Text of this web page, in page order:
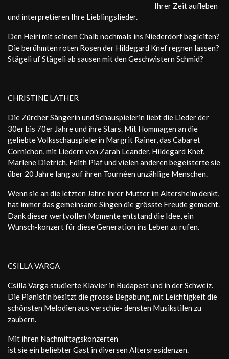
Ihrer Zeit aufleben
und interpretieren Ihre Lieblingslieder.
Den Heiri mit seinem Chalb nochmals ins Niederdorf begleiten?
Die berühmten roten Rosen der Hildegard Knef regnen lassen?
Stägeli uf Stägeli ab sausen mit den Geschwistern Schmid?
CHRISTINE LATHER
Die Zürcher Sängerin und Schauspielerin liebt die Lieder der
30er bis 70er Jahre und ihre Stars. Mit Hommagen an die
geliebte Volksschauspielerin Margrit Rainer, das Cabaret
Cornichon, mit Liedern von Zarah Leander, Hildegard Knef,
Marlene Dietrich, Edith Piaf und vielen anderen begeisterte sie
über 20 Jahre lang auf ihren Tournéen unzählige Menschen.
Wenn sie an die letzten Jahre ihrer Mutter im Altersheim denkt,
hat immer das gemeinsame Singen die grösste Freude gemacht.
Dank dieser wertvollen Momente entstand die Idee, ein
Wunsch-konzert für diese Generation ins Leben zu rufen.
CSILLA VARGA
Csilla Varga studierte Klavier in Budapest und in der Schweiz.
Die Pianistin besitzt die grosse Begabung, mit Leichtigkeit die
schönsten Melodien aus verschie- densten Musikstilen zu
zaubern.
Mit ihren Nachmittagskonzerten
ist sie ein beliebter Gast in diversen Altersresidenzen.